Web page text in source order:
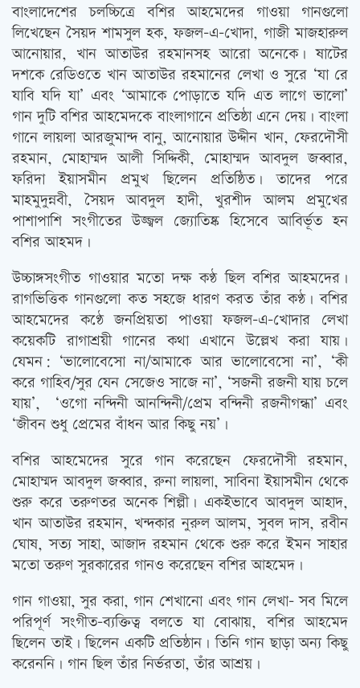
বাংলাদেশের চলচ্চিত্রে বশির আহমেদের গাওয়া গানগুলো
লিখেছেন সৈয়দ শামসুল হক, ফজল-এ-খোদা, গাজী মাজহারুল
আনোয়ার, খান আতাউর রহমানসহ আরো অনেকে। ষাটের
দশকে রেডিওতে খান আতাউর রহমানের লেখা ও সুরে ‘যা রে
যাবি যদি যা’ এবং ‘আমাকে পোড়াতে যদি এত লাগে ভালো’
গান দুটি বশির আহমেদকে বাংলাগানে প্রতিষ্ঠা এনে দেয়। বাংলা
গানে লায়লা আরজুমান্দ বানু, আনোয়ার উদ্দীন খান, ফেরদৌসী
রহমান, মোহাম্মদ আলী সিদ্দিকী, মোহাম্মদ আবদুল জব্বার,
ফরিদা ইয়াসমীন প্রমুখ ছিলেন প্রতিষ্ঠিত। তাদের পরে
মাহমুদুন্নবী, সৈয়দ আবদুল হাদী, খুরশীদ আলম প্রমুখের
পাশাপাশি সংগীতের উজ্জ্বল জ্যোতিষ্ক হিসেবে আবির্ভূত হন
বশির আহমদ।
উচ্চাঙ্গসংগীত গাওয়ার মতো দক্ষ কণ্ঠ ছিল বশির আহমদের।
রাগভিত্তিক গানগুলো কত সহজে ধারণ করত তাঁর কণ্ঠ। বশির
আহমেদের কণ্ঠে জনপ্রিয়তা পাওয়া ফজল-এ-খোদার লেখা
কয়েকটি রাগাশ্রয়ী গানের কথা এখানে উল্লেখ করা যায়।
যেমন: ‘ভালোবেসো না/আমাকে আর ভালোবেসো না’, ‘কী
করে গাহিব/সুর যেন সেজেও সাজে না’, ‘সজনী রজনী যায় চলে
যায়’, ‘ওগো নন্দিনী আনন্দিনী/প্রেম বন্দিনী রজনীগন্ধা’ এবং
‘জীবন শুধু প্রেমের বাঁধন আর কিছু নয়’।
বশির আহমেদের সুরে গান করেছেন ফেরদৌসী রহমান,
মোহাম্মদ আবদুল জব্বার, রুনা লায়লা, সাবিনা ইয়াসমীন থেকে
শুরু করে তরুণতর অনেক শিল্পী। একইভাবে আবদুল আহাদ,
খান আতাউর রহমান, খন্দকার নুরুল আলম, সুবল দাস, রবীন
ঘোষ, সত্য সাহা, আজাদ রহমান থেকে শুরু করে ইমন সাহার
মতো তরুণ সুরকারের গানও করেছেন বশির আহমেদ।
গান গাওয়া, সুর করা, গান শেখানো এবং গান লেখা- সব মিলে
পরিপূর্ণ সংগীত-ব্যক্তিত্ব বলতে যা বোঝায়, বশির আহমেদ
ছিলেন তাই। ছিলেন একটি প্রতিষ্ঠান। তিনি গান ছাড়া অন্য কিছু
করেননি। গান ছিল তাঁর নির্ভরতা, তাঁর আশ্রয়।